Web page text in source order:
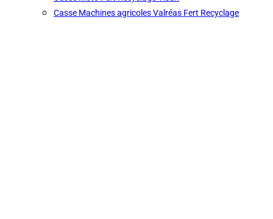
Casse Machines agricoles Valréas Fert Recyclage